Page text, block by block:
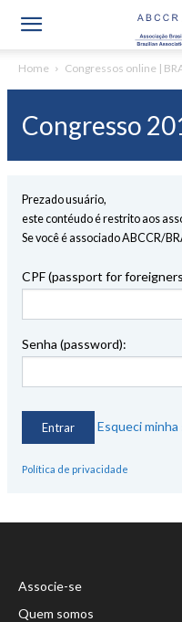
Home Congressos online |
Congresso
Prezado usuário,
este contéudo é restrito aos
Se você é associado ABCCR/
CPF (passport for
Senha (password):
Esqueci minha
Política de privacidade
Associe-se
Quem somos